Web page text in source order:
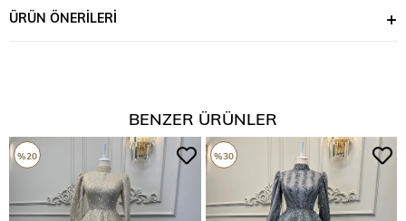
ÜRÜN ÖNERILERI
BENZER ÜRÜNLER
%20 %30